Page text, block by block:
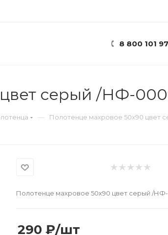
8 800 101
серый /НФ-
— Полотенце махровое 50х90 цвет
Полотенце махровое 50х90 цвет серый /
290 ₽/шт